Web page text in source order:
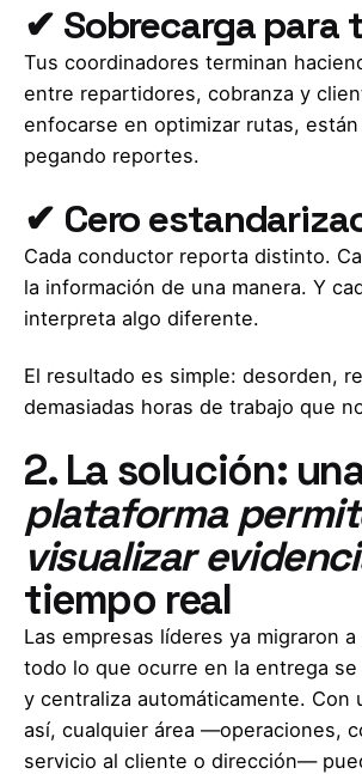
✔ Sobrecarga para
Tus coordinadores terminan
entre repartidores, cobranza y
enfocarse en optimizar rutas,
pegando reportes.
✔ Cero
Cada conductor reporta distinto.
la información de una manera. Y
interpreta algo diferente.
El resultado es simple: desorden,
demasiadas horas de trabajo que
2. La solución:
plataforma
visualizar
tiempo real
Las empresas líderes ya migraron
todo lo que ocurre en la entrega se
y centraliza automáticamente. Con
así, cualquier área —operaciones,
servicio al cliente o dirección—